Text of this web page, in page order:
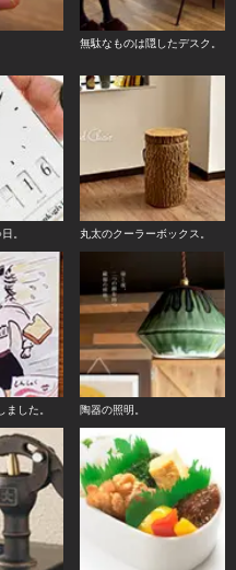
無駄なものは隠したデスク。
。 丸太のクーラーボックス。
した。 陶器の照明。